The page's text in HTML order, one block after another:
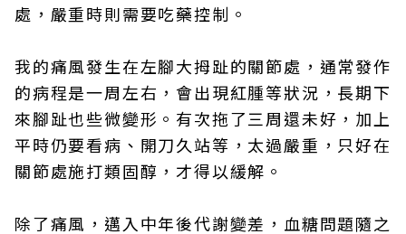
處，嚴重時則需要吃藥控制。
我的痛風發生在左腳大拇趾的關節處，通常發作
的病程是一周左右，會出現紅腫等狀況，長期下
來腳趾也些微變形。有次拖了三周還未好，加上
平時仍要看病、開刀久站等，太過嚴重，只好在
關節處施打類固醇，才得以緩解。
除了痛風，邁入中年後代謝變差，血糖問題隨之